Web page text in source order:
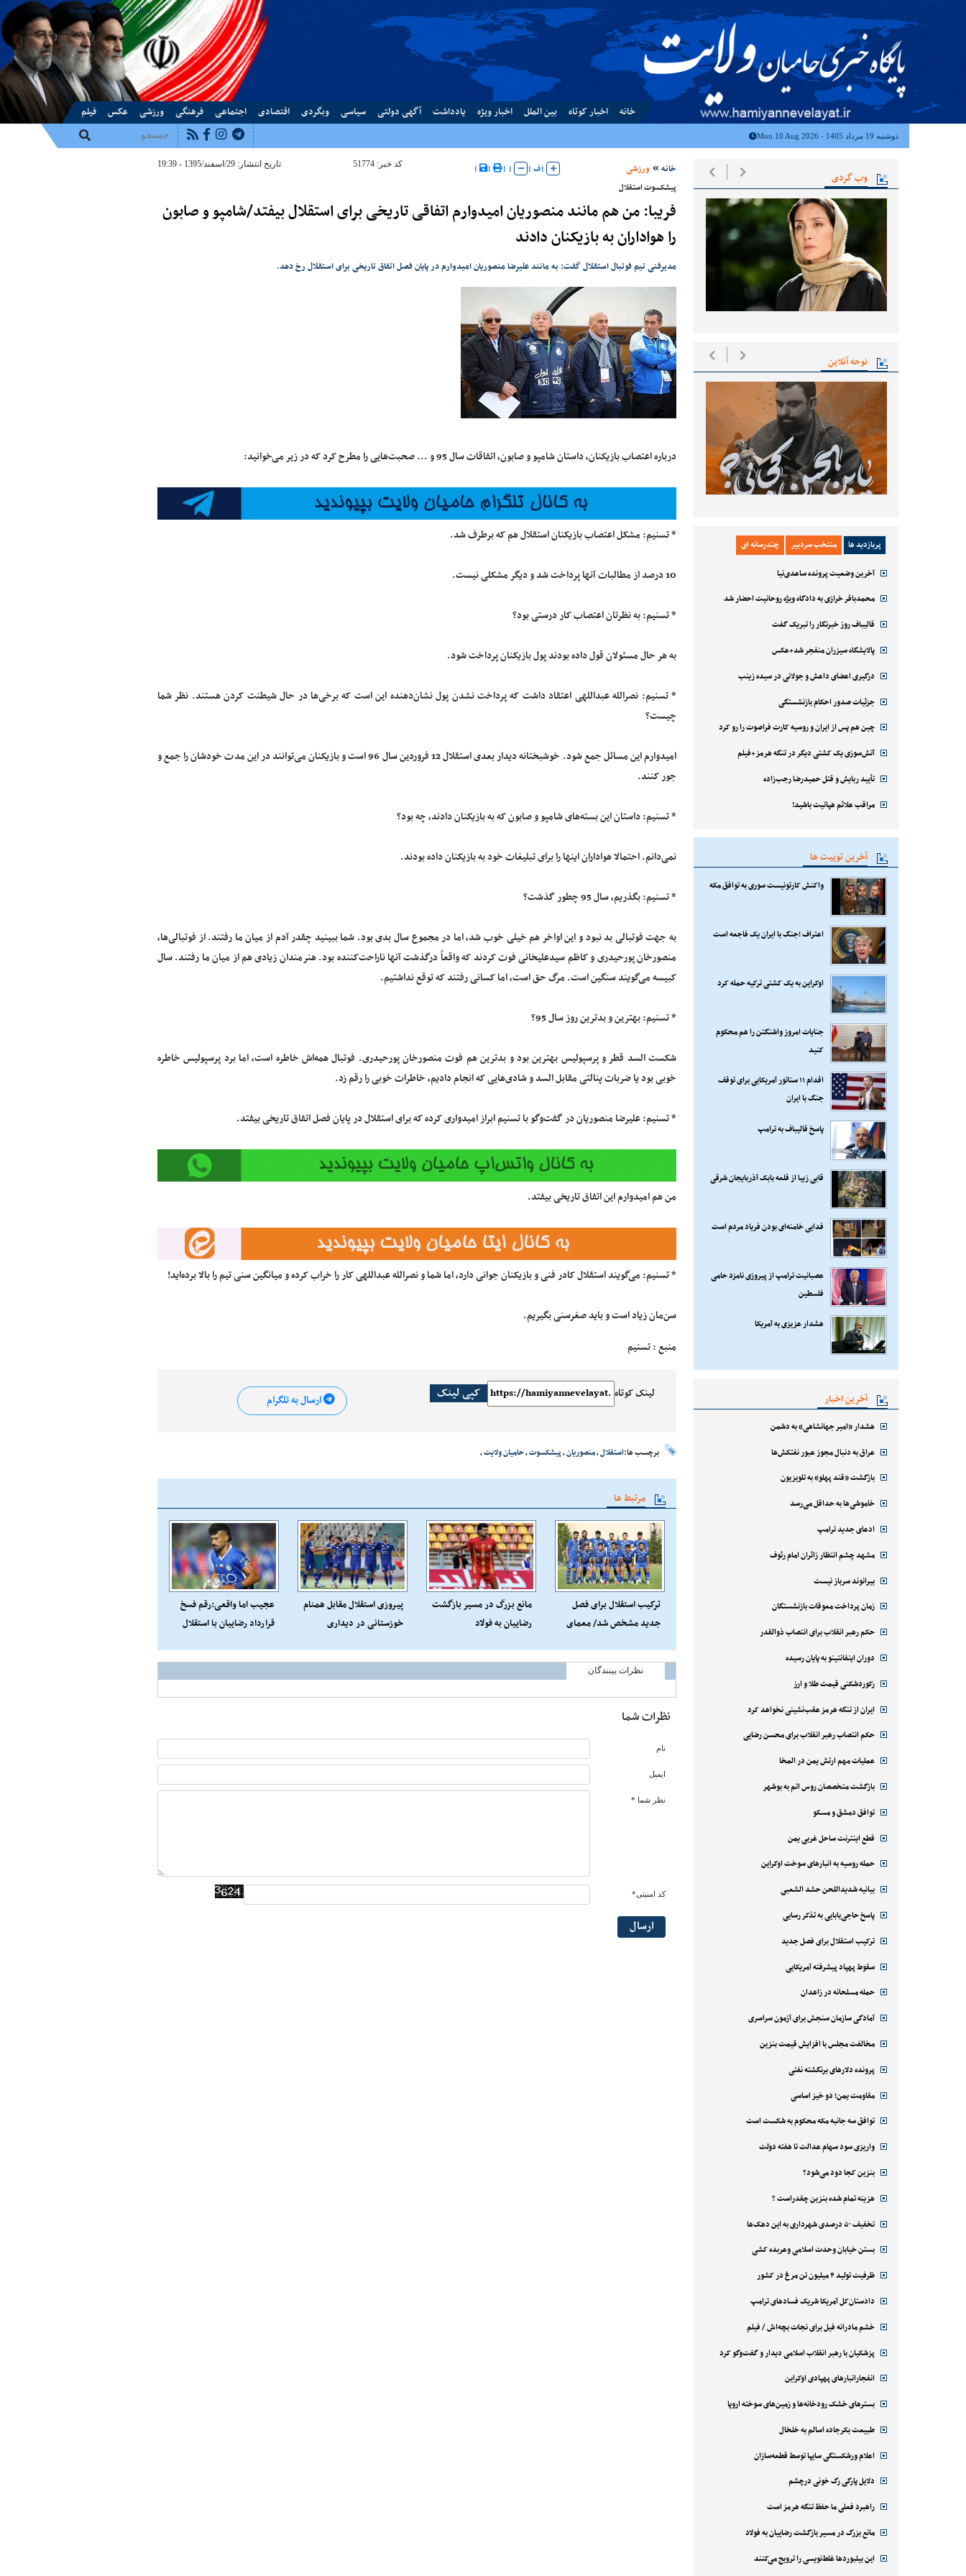
درباره ماتماس با ماپیوندها
خانه اخبار کوتاه بین الملل اخبار ویژه یادداشت آگهی دولتی سیاسی وبگردی اقتصادی اجتماعی فرهنگی ورزشی عکس فیلم
دوشنبه 19 مرداد 1405 - Mon 10 Aug 2026
وب گردی
نوحه آنلاین
پربازدید ها منتخب سردبیر چندرسانه ای
آخرین وضعیت پرونده ساعدی‌نیا
محمدباقر خرازی به دادگاه ویژه روحانیت احضار شد
قالیباف روز خبرنگار را تبریک گفت
پالایشگاه سیزران منفجر شد+عکس
درگیری اعضای داعش و جولانی در سیده زینب
جزئیات صدور احکام بازنشستگی
چین هم پس از ایران و روسیه کارت فراصوت را رو کرد
آتش‌سوزی یک کشتی دیگر در تنگه هرمز+فیلم
تأیید ربایش و قتل حمیدرضا رجب‌زاده
مراقب علائم هپاتیت باشید!
آخرین توییت ها
واکنش کارتونیست سوری به توافق مکه
اعتراف ؛جنگ با ایران یک فاجعه است
اوکراین به یک کشتی ترکیه حمله کرد
جنایات امروز واشنگتن را هم محکوم
کنید
اقدام ۱۱ سناتور آمریکایی برای توقف
جنگ با ایران
پاسخ قالیباف به ترامپ
قابی زیبا از قلعه بابک آذربایجان شرقی
فدایی خامنه‌ای بودن فریاد مردم است
عصبانیت ترامپ از پیروزی نامزد حامی
فلسطین
هشدار عزیزی به آمریکا
آخرین اخبار
هشدار «امیر جهانشاهی» به دشمن
عراق به دنبال مجوز عبور نفتکش‌ها
بازگشت «قند پهلو» به تلویزیون
خاموشی‌ها به حداقل می‌رسد
ادعای جدید ترامپ
مشهد چشم انتظار زائران امام رئوف
بیرانوند سرباز نیست
زمان پرداخت معوقات بازنشستگان
حکم رهبر انقلاب برای انتصاب ذوالقدر
دوران اینفانتینو به پایان رسیده
رکوردشکنی قیمت طلا و ارز
ایران از تنگه هرمز عقب‌نشینی نخواهد کرد
حکم انتصاب رهبر انقلاب برای محسن رضایی
عملیات مهم ارتش یمن در المخا
بازگشت متخصصان روس اتم به بوشهر
توافق دمشق و مسکو
قطع اینترنت ساحل غربی یمن
حمله روسیه به انبارهای سوخت اوکراین
بیانیه شدیداللحن حشد الشعبی
پاسخ حاجی‌بابایی به تذکر رسایی
ترکیب استقلال برای فصل جدید
سقوط پهپاد پیشرفته آمریکایی
حمله مسلحانه در زاهدان
آمادگی سازمان سنجش برای آزمون سراسری
مخالفت مجلس با افزایش قیمت بنزین
پرونده دلارهای برنگشته نفتی
مقاومت یمن؛ دو خیز اساسی
توافق سه جانبه مکه محکوم به شکست است
واریزی سود سهام عدالت تا هفته دولت
بنزین کجا دود می‌شود؟
هزینه تمام شده بنزین چقدراست ؟
تخفیف ۵۰ درصدی شهرداری به این دهک‌ها
بستن خیابان وحدت اسلامی وعربده کشی
ظرفیت تولید ۴ میلیون تن مرغ در کشور
دادستان‌کل آمریکا شریک فسادهای ترامپ
خشم مادرانه فیل برای نجات بچه‌اش / فیلم
پزشکیان با رهبر انقلاب اسلامی دیدار و گفت‌وگو کرد
انفجارانبارهای پهپادی اوکراین
بسترهای خشک رودخانه‌ها و زمین‌های سوخته اروپا
طبیعت بکرجاده اسالم به خلخال
اعلام ورشکستگی سایپا توسط قطعه‌سازان
دلایل پارگی رگ خونی درچشم
راهبرد فعلی ما حفظ تنگه هرمز است
مانع بزرگ در مسیر بازگشت رضاییان به فولاد
این بیلبوردها غلط‌نویسی را ترویج می‌کنند
خانه ورزشی |ف|
|
|
|
| کد خبر: 51774 تاریخ انتشار: 29/اسفند/1395 - 19:39
پیشکسوت استقلال
فریبا: من هم مانند منصوریان امیدوارم اتفاقی تاریخی برای استقلال بیفتد/شامپو و صابون
را هواداران به بازیکنان دادند
مدیرفنی تیم فوتبال استقلال گفت: به مانند علیرضا منصوریان امیدوارم در پایان فصل اتفاق تاریخی برای استقلال رخ دهد.
درباره اعتصاب بازیکنان، داستان شامپو و صابون، اتفاقات سال 95 و ... صحبت‌هایی را مطرح کرد که در زیر می‌خوانید:
* تسنیم: مشکل اعتصاب بازیکنان استقلال هم که برطرف شد.
10 درصد از مطالبات آنها پرداخت شد و دیگر مشکلی نیست.
* تسنیم: به نظرتان اعتصاب کار درستی بود؟
به هر حال مسئولان قول داده بودند پول بازیکنان پرداخت شود.
* تسنیم: نصرالله عبداللهی اعتقاد داشت که پرداخت نشدن پول نشان‌دهنده این است که برخی‌ها در حال شیطنت کردن هستند. نظر شما
چیست؟
امیدوارم این مسائل جمع شود. خوشبختانه دیدار بعدی استقلال 12 فروردین سال 96 است و بازیکنان می‌توانند در این مدت خودشان را جمع و
جور کنند.
* تسنیم: داستان این بسته‌های شامپو و صابون که به بازیکنان دادند، چه بود؟
نمی‌دانم. احتمالا هواداران اینها را برای تبلیغات خود به بازیکنان داده بودند.
* تسنیم: بگذریم، سال 95 چطور گذشت؟
به جهت فوتبالی بد نبود و این اواخر هم خیلی خوب شد، اما در مجموع سال بدی بود. شما ببینید چقدر آدم از میان ما رفتند. از فوتبالی‌ها،
منصورخان پورحیدری و کاظم سیدعلیخانی فوت کردند که واقعاً درگذشت آنها ناراحت‌کننده بود. هنرمندان زیادی هم از میان ما رفتند. سال
کبیسه می‌گویند سنگین است. مرگ حق است، اما کسانی رفتند که توقع نداشتیم.
* تسنیم: بهترین و بدترین روز سال 95؟
شکست السد قطر و پرسپولیس بهترین بود و بدترین هم فوت منصورخان پورحیدری. فوتبال همه‌اش خاطره است، اما برد پرسپولیس خاطره
خوبی بود یا ضربات پنالتی مقابل السد و شادی‌هایی که انجام دادیم، خاطرات خوبی را رقم زد.
* تسنیم: علیرضا منصوریان در گفت‌وگو با تسنیم ابراز امیدواری کرده که برای استقلال در پایان فصل اتفاق تاریخی بیفتد.
من هم امیدوارم این اتفاق تاریخی بیفتد.
* تسنیم: می‌گویند استقلال کادر فنی و بازیکنان جوانی دارد، اما شما و نصرالله عبداللهی کار را خراب کرده و میانگین سنی تیم را بالا برده‌اید!
سن‌مان زیاد است و باید صغرسنی بگیریم.
منبع : تسنیم
لینک کوتاه کپی لینک ارسال به تلگرام
برچسب ها:استقلال،منصوریان،پیشکسوت،حامیان ولایت،
مرتبط ها
ترکیب استقلال برای فصل
جدید مشخص شد/ معمای
مهم +عکس
مانع بزرگ در مسیر بازگشت
رضاییان به فولاد
پیروزی استقلال مقابل همنام
خوزستانی در دیداری
عجیب اما واقعی:رقم فسخ
قرارداد رضاییان با استقلال
نظرات بینندگان
نظرات شما
نام
ایمیل
نظر شما *
کد امنیتی*
ارسال